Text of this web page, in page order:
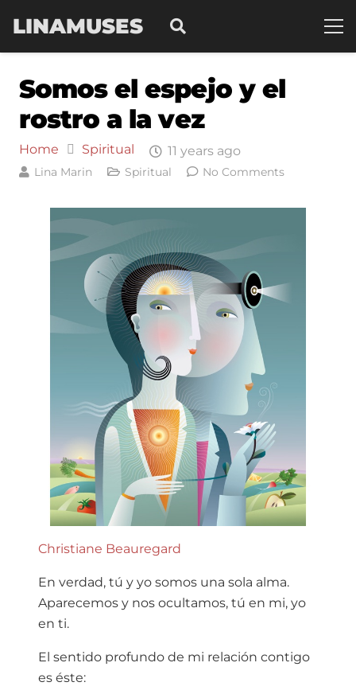
LINAMUSES
Somos el espejo y el
rostro a la vez
Home Spiritual 11 years ago
Lina Marin Spiritual No Comments
Christiane Beauregard
En verdad, tú y yo somos una sola alma.
Aparecemos y nos ocultamos, tú en mi, yo
en ti.
El sentido profundo de mi relación contigo
es éste: